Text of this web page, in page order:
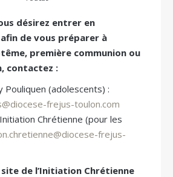
désirez entrer en
de vous préparer à
première communion ou
contactez :
Pouliquen (adolescents) :
frejus-toulon.com
Chrétienne (pour les
frejus-
de l’Initiation Chrétienne